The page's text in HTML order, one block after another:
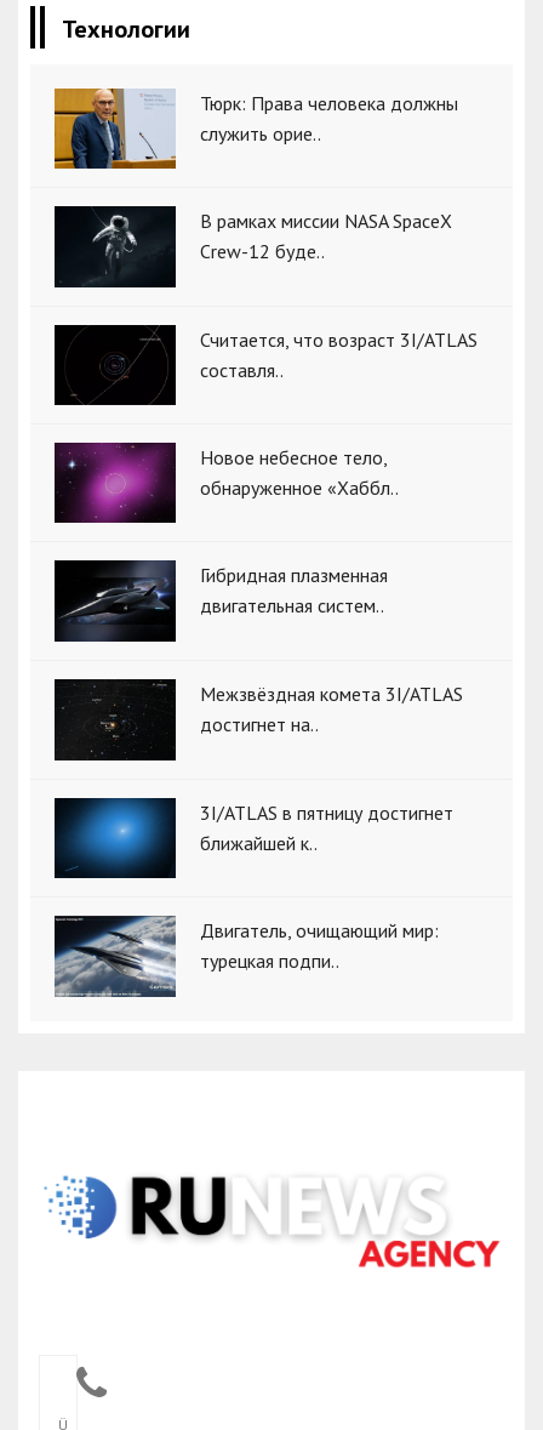
Технологии
Тюрк: Права человека должны
служить орие..
В рамках миссии NASA SpaceX
Crew-12 буде..
Считается, что возраст 3I/ATLAS
составля..
Новое небесное тело,
обнаруженное «Хаббл..
Гибридная плазменная
двигательная систем..
Межзвёздная комета 3I/ATLAS
достигнет на..
3I/ATLAS в пятницу достигнет
ближайшей к..
Двигатель, очищающий мир:
турецкая подпи..
Ü